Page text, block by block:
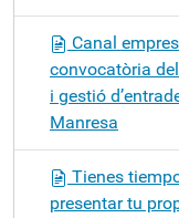
Canal
convocatòria
i gestió
Manresa
Tienes
presentar tu